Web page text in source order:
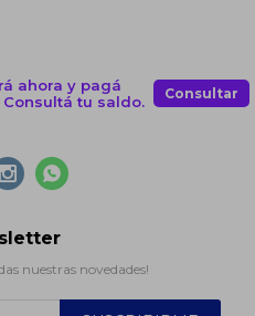
ahora y pagá
tu saldo.
Consultar
 
nuestras novedades!